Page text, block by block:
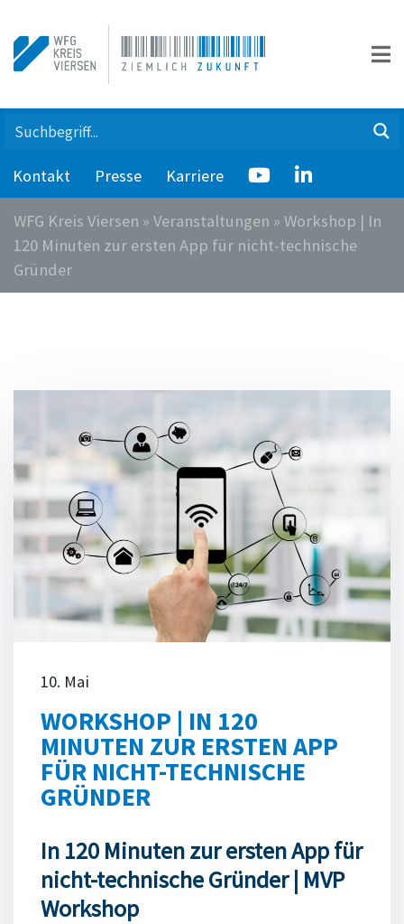
Kontakt Presse Karriere
WFG Kreis Viersen » Veranstaltungen » Workshop | In
120 Minuten zur ersten App für nicht-technische
Gründer
10. Mai
WORKSHOP | IN 120
MINUTEN ZUR ERSTEN APP
FÜR NICHT-TECHNISCHE
GRÜNDER
In 120 Minuten zur ersten App für
nicht-technische Gründer | MVP
Workshop